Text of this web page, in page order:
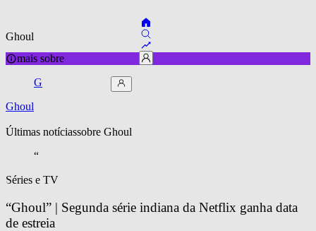
Ghoul
mais sobre
G
Ghoul
Últimas notíciassobre Ghoul
“
Séries e TV
“Ghoul” | Segunda série indiana da Netflix ganha data
de estreia